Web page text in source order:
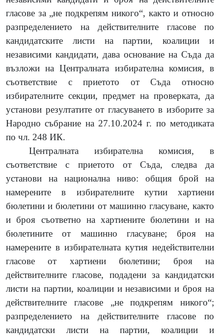
гласове за „не подкрепям никого“, както и относно
разпределението на действителните гласове по
кандидатските листи на партии, коалиции и
независими кандидати, дава основание на Съда да
възложи на Централната избирателна комисия, в
съответствие с приетото от Съда относно
избирателните секции, предмет на проверката, да
установи резултатите от гласуването в изборите за
Народно събрание на 27.10.2024 г. по методиката
по чл. 248 ИК.
Централната избирателна комисия, в
съответствие с приетото от Съда, следва да
установи на национална ниво: общия брой на
намерените в избирателните кутии хартиени
бюлетини и бюлетини от машинно гласуване, както
и броя съответно на хартиените бюлетини и на
бюлетините от машинно гласуване; броя на
намерените в избирателната кутия недействителни
гласове от хартиени бюлетини; броя на
действителните гласове, подадени за кандидатски
листи на партии, коалиции и независими и броя на
действителните гласове „не подкрепям никого“;
разпределението на действителните гласове по
кандидатски листи на партии, коалиции и